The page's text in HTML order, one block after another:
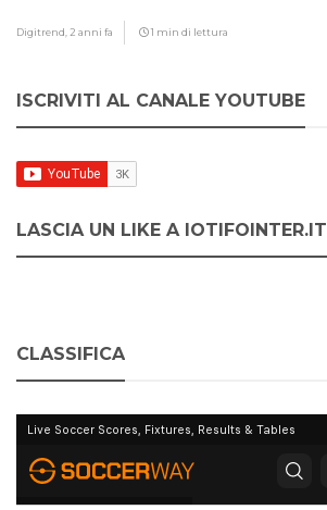
Digitrend, 2 anni fa 1 min di lettura
ISCRIVITI AL CANALE YOUTUBE
LASCIA UN LIKE A IOTIFOINTER.IT
CLASSIFICA